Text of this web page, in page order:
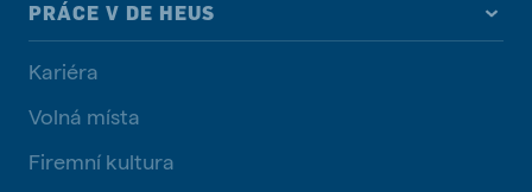
PRÁCE V DE HEUS
Kariéra
Volná místa
Firemní kultura